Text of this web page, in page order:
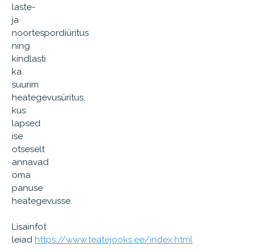
laste-
ja
noortespordiüritus
ning
kindlasti
ka
suurim
heategevusüritus,
kus
lapsed
ise
otseselt
annavad
oma
panuse
heategevusse.
Lisainfot
leiad https://www.teatejooks.ee/index.html